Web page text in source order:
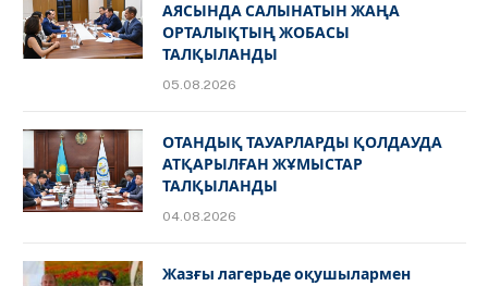
АЯСЫНДА САЛЫНАТЫН ЖАҢА
ОРТАЛЫҚТЫҢ ЖОБАСЫ
ТАЛҚЫЛАНДЫ
05.08.2026
ОТАНДЫҚ ТАУАРЛАРДЫ ҚОЛДАУДА
АТҚАРЫЛҒАН ЖҰМЫСТАР
ТАЛҚЫЛАНДЫ
04.08.2026
Жазғы лагерьде оқушылармен